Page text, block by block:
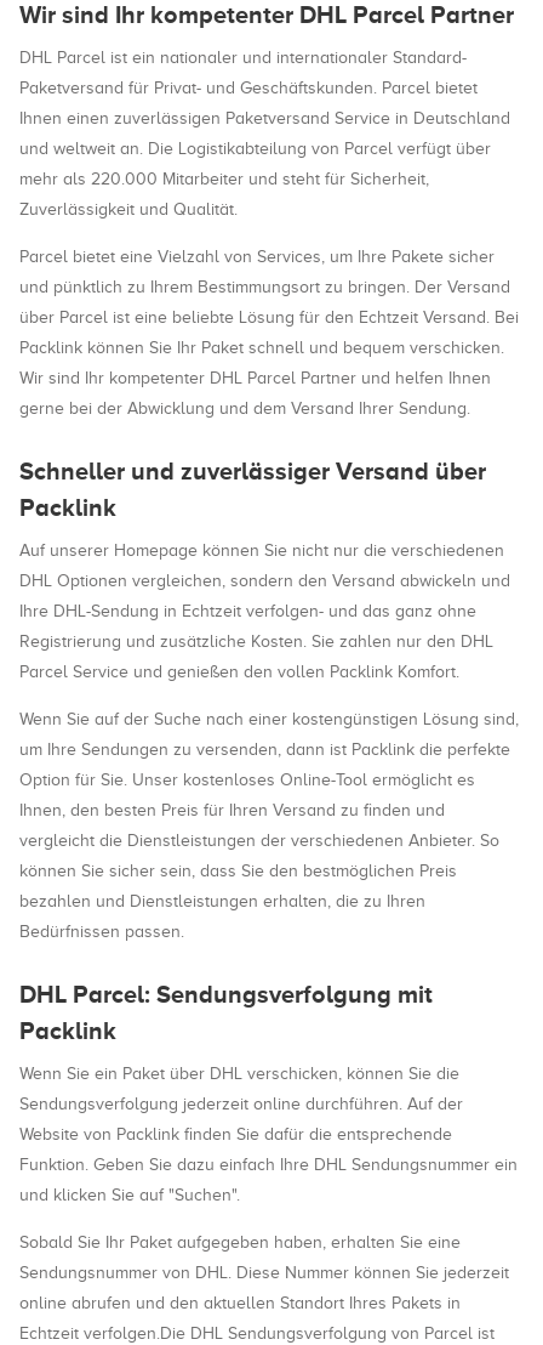
Wir sind Ihr kompetenter DHL Parcel Partner
DHL Parcel ist ein nationaler und internationaler Standard-
Paketversand für Privat- und Geschäftskunden. Parcel bietet
Ihnen einen zuverlässigen Paketversand Service in Deutschland
und weltweit an. Die Logistikabteilung von Parcel verfügt über
mehr als 220.000 Mitarbeiter und steht für Sicherheit,
Zuverlässigkeit und Qualität.
Parcel bietet eine Vielzahl von Services, um Ihre Pakete sicher
und pünktlich zu Ihrem Bestimmungsort zu bringen. Der Versand
über Parcel ist eine beliebte Lösung für den Echtzeit Versand. Bei
Packlink können Sie Ihr Paket schnell und bequem verschicken.
Wir sind Ihr kompetenter DHL Parcel Partner und helfen Ihnen
gerne bei der Abwicklung und dem Versand Ihrer Sendung.
Schneller und zuverlässiger Versand über
Packlink
Auf unserer Homepage können Sie nicht nur die verschiedenen
DHL Optionen vergleichen, sondern den Versand abwickeln und
Ihre DHL-Sendung in Echtzeit verfolgen- und das ganz ohne
Registrierung und zusätzliche Kosten. Sie zahlen nur den DHL
Parcel Service und genießen den vollen Packlink Komfort.
Wenn Sie auf der Suche nach einer kostengünstigen Lösung sind,
um Ihre Sendungen zu versenden, dann ist Packlink die perfekte
Option für Sie. Unser kostenloses Online-Tool ermöglicht es
Ihnen, den besten Preis für Ihren Versand zu finden und
vergleicht die Dienstleistungen der verschiedenen Anbieter. So
können Sie sicher sein, dass Sie den bestmöglichen Preis
bezahlen und Dienstleistungen erhalten, die zu Ihren
Bedürfnissen passen.
DHL Parcel: Sendungsverfolgung mit
Packlink
Wenn Sie ein Paket über DHL verschicken, können Sie die
Sendungsverfolgung jederzeit online durchführen. Auf der
Website von Packlink finden Sie dafür die entsprechende
Funktion. Geben Sie dazu einfach Ihre DHL Sendungsnummer ein
und klicken Sie auf "Suchen".
Sobald Sie Ihr Paket aufgegeben haben, erhalten Sie eine
Sendungsnummer von DHL. Diese Nummer können Sie jederzeit
online abrufen und den aktuellen Standort Ihres Pakets in
Echtzeit verfolgen.Die DHL Sendungsverfolgung von Parcel ist